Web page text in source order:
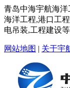
青岛中海宇航海
海洋工程,港口工
电吊装,工程建设
网站地图 | 关于宇